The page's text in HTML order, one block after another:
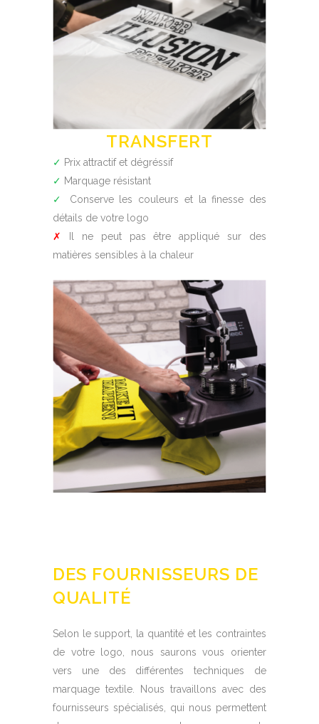
TRANSFERT
✓ Prix attractif et dégréssif
✓ Marquage résistant
✓
Conserve les couleurs et la finesse des
détails de votre logo
✗
Il ne peut pas être appliqué sur des
matières sensibles à la chaleur
DES FOURNISSEURS DE
QUALITÉ
Selon le support, la quantité et les contraintes
de votre logo, nous saurons vous orienter
vers une des différentes techniques de
marquage textile. Nous travaillons avec des
fournisseurs spécialisés, qui nous permettent